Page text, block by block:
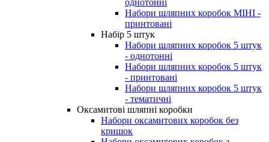
однотонні
Набори шляпних коробок МІНІ -
принтовані
Набір 5 штук
Набори шляпних коробок 5 штук
- однотонні
Набори шляпних коробок 5 штук
- принтовані
Набори шляпних коробок 5 штук
- тематичні
Оксамитові шляпні коробки
Набори оксамитових коробок без
кришок